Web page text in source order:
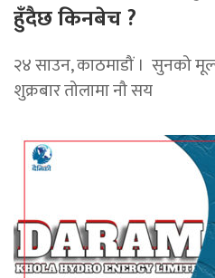
हुँदैछ किनबेच ?
२४ साउन, काठमाडौं । सुनको
शुक्रबार तोलामा नौ सय